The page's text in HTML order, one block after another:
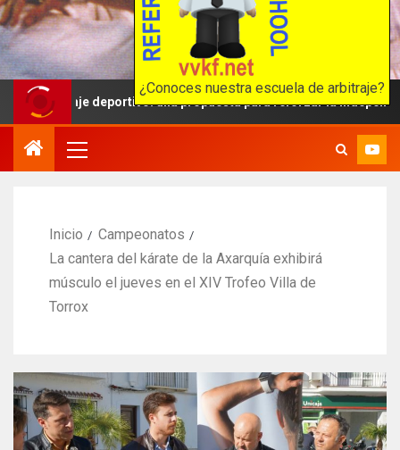
¿Conoces nuestra escuela de arbitraje?
El karate en internet
deportivo: una propuesta para reforzar la independencia
Inicio
Campeonatos
La cantera del kárate de la Axarquía exhibirá
músculo el jueves en el XIV Trofeo Villa de
Torrox